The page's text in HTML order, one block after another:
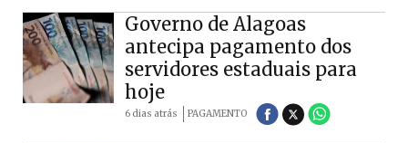
Governo de Alagoas
antecipa pagamento dos
servidores estaduais para
hoje
6 dias atrás PAGAMENTO